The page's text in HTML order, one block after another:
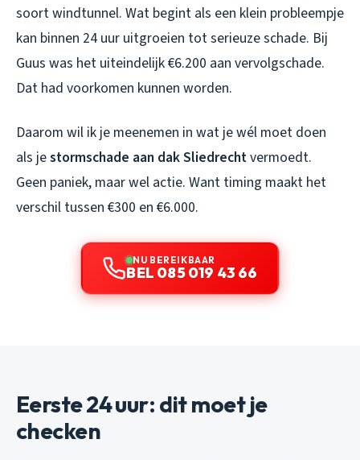
soort windtunnel. Wat begint als een klein probleempje
kan binnen 24 uur uitgroeien tot serieuze schade. Bij
Guus was het uiteindelijk €6.200 aan vervolgschade.
Dat had voorkomen kunnen worden.
Daarom wil ik je meenemen in wat je wél moet doen
als jestormschade aan dak Sliedrechtvermoedt.
Geen paniek, maar wel actie. Want timing maakt het
verschil tussen €300 en €6.000.
NU BEREIKBAAR
BEL 085 019 43 66
Eerste 24 uur: dit moet je
checken